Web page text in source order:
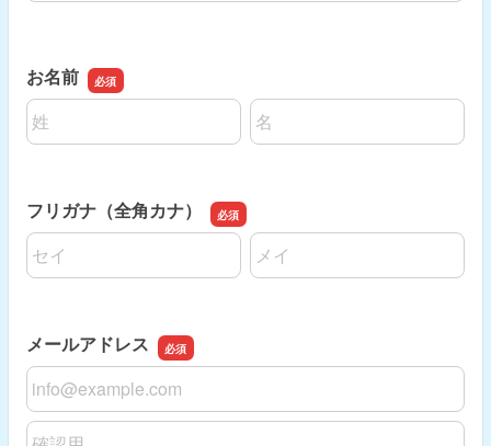
お名前
名前の姓
名前の名
フリガナ（全角カナ）
名前の姓
名前の名
メールアドレス
メールアドレス
メールアドレスの確認用